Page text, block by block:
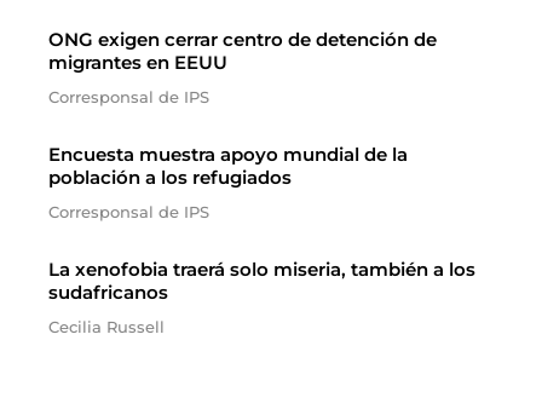
ONG exigen cerrar centro de detención de
migrantes en EEUU
Corresponsal de IPS
Encuesta muestra apoyo mundial de la
población a los refugiados
Corresponsal de IPS
La xenofobia traerá solo miseria, también a los
sudafricanos
Cecilia Russell